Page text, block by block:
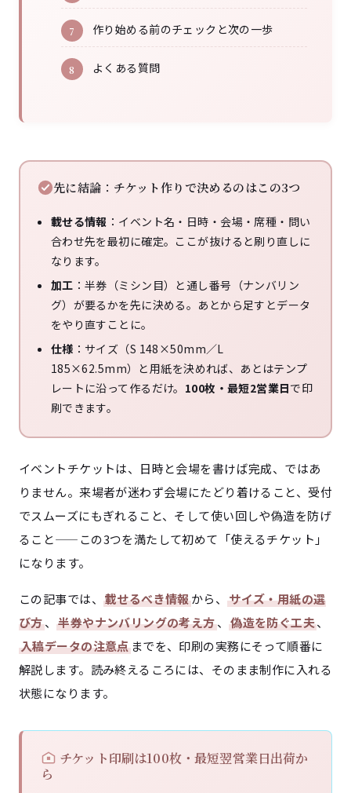
作り始める前のチェックと次の一歩
よくある質問
先に結論：チケット作りで決めるのはこの3つ
載せる情報 ：イベント名・日時・会場・席種・問い
合わせ先を最初に確定。ここが抜けると刷り直しに
なります。
加工 ：半券（ミシン目）と通し番号（ナンバリン
グ）が要るかを先に決める。あとから足すとデータ
をやり直すことに。
仕様 ：サイズ（S 148×50mm／L
185×62.5mm）と用紙を決めれば、あとはテンプ
レートに沿って作るだけ。 100枚・最短2営業日で印
刷できます。
イベントチケットは、日時と会場を書けば完成、ではあ
りません。来場者が迷わず会場にたどり着けること、受付
でスムーズにもぎれること、そして使い回しや偽造を防げ
ること——この3つを満たして初めて「使えるチケット」
になります。
この記事では、 載せるべき情報から、サイズ・用紙の選
び方、半券やナンバリングの考え方、偽造を防ぐ工夫、
入稿データの注意点までを、印刷の実務にそって順番に
解説します。読み終えるころには、そのまま制作に入れる
状態になります。
チケット印刷は100枚・最短翌営業日出荷か
ら